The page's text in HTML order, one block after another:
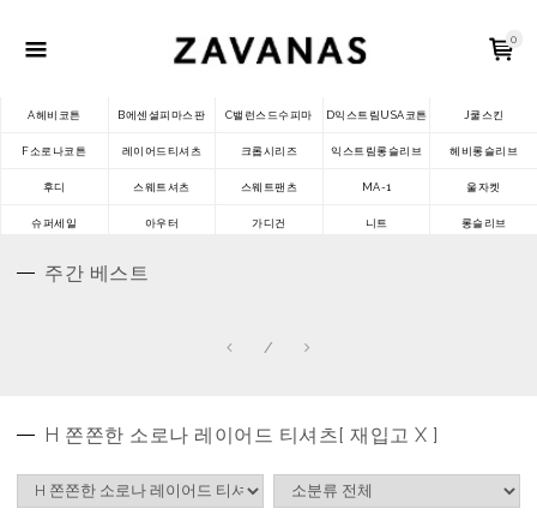
0
A헤비코튼 B에센셜피마스판 C밸런스드수피마 D익스트림USA코튼 J쿨스킨
F소로나코튼 레이어드티셔츠 크롭시리즈 익스트림롱슬리브 헤비롱슬리브
후디 스웨트셔츠 스웨트팬츠 MA-1 울자켓
슈퍼세일 아우터 가디건 니트 롱슬리브
주간 베스트
/
H 쫀쫀한 소로나 레이어드 티셔츠[ 재입고 X ]